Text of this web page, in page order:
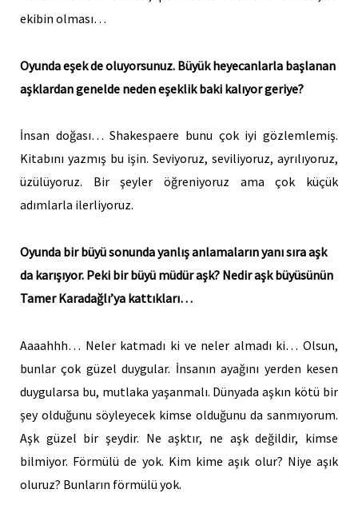
ekibin olması…
Oyunda eşek de oluyorsunuz. Büyük heyecanlarla başlanan
aşklardan genelde neden eşeklik baki kalıyor geriye?
İnsan doğası… Shakespaere bunu çok iyi gözlemlemiş.
Kitabını yazmış bu işin. Seviyoruz, seviliyoruz, ayrılıyoruz,
üzülüyoruz. Bir şeyler öğreniyoruz ama çok küçük
adımlarla ilerliyoruz.
Oyunda bir büyü sonunda yanlış anlamaların yanı sıra aşk
da karışıyor. Peki bir büyü müdür aşk? Nedir aşk büyüsünün
Tamer Karadağlı’ya kattıkları…
Aaaahhh… Neler katmadı ki ve neler almadı ki… Olsun,
bunlar çok güzel duygular. İnsanın ayağını yerden kesen
duygularsa bu, mutlaka yaşanmalı. Dünyada aşkın kötü bir
şey olduğunu söyleyecek kimse olduğunu da sanmıyorum.
Aşk güzel bir şeydir. Ne aşktır, ne aşk değildir, kimse
bilmiyor. Förmülü de yok. Kim kime aşık olur? Niye aşık
oluruz? Bunların förmülü yok.